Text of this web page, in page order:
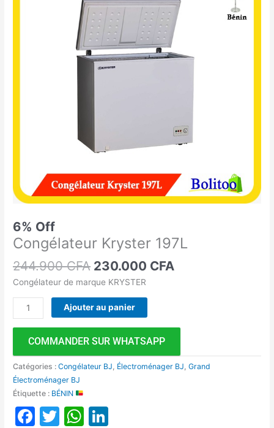
6% Off
Congélateur Kryster 197L
244.900CFA
244.900 CFA.
230.000 CFA
230.000 CFA.
Congélateur de marque KRYSTER
Ajouter au panier
COMMANDER SUR WHATSAPP
Catégories :Congélateur BJ Électroménager BJ ,Grand
Électroménager BJ
Étiquette : BÉNIN
Facebook
TwitterWhatsApp